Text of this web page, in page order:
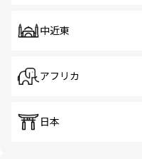
中近東
アフリカ
日本